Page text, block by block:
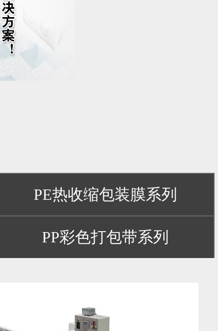
PE热收缩包装膜系列
PP彩色打包带系列